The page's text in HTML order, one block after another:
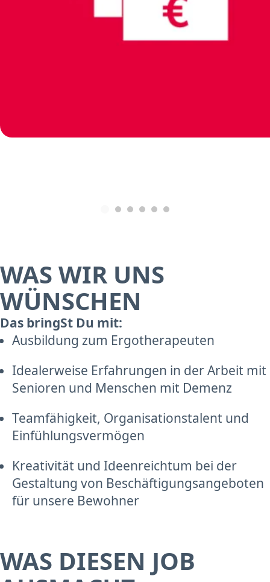
WAS WIR UNS
WÜNSCHEN
Das bringSt Du mit:
Ausbildung zum Ergotherapeuten
Idealerweise Erfahrungen in der Arbeit mit
Senioren und Menschen mit Demenz
Teamfähigkeit, Organisationstalent und
Einfühlungsvermögen
Kreativität und Ideenreichtum bei der
Gestaltung von Beschäftigungsangeboten
für unsere Bewohner
WAS DIESEN JOB